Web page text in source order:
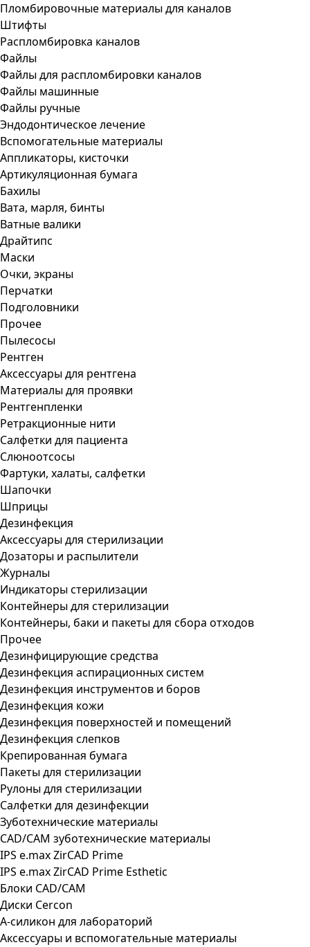
Пломбировочные материалы для каналов
Штифты
Распломбировка каналов
Файлы
Файлы для распломбировки каналов
Файлы машинные
Файлы ручные
Эндодонтическое лечение
Вспомогательные материалы
Аппликаторы, кисточки
Артикуляционная бумага
Бахилы
Вата, марля, бинты
Ватные валики
Драйтипс
Маски
Очки, экраны
Перчатки
Подголовники
Прочее
Пылесосы
Рентген
Аксессуары для рентгена
Материалы для проявки
Рентгенпленки
Ретракционные нити
Салфетки для пациента
Слюноотсосы
Фартуки, халаты, салфетки
Шапочки
Шприцы
Дезинфекция
Аксессуары для стерилизации
Дозаторы и распылители
Журналы
Индикаторы стерилизации
Контейнеры для стерилизации
Контейнеры, баки и пакеты для сбора отходов
Прочее
Дезинфицирующие средства
Дезинфекция аспирационных систем
Дезинфекция инструментов и боров
Дезинфекция кожи
Дезинфекция поверхностей и помещений
Дезинфекция слепков
Крепированная бумага
Пакеты для стерилизации
Рулоны для стерилизации
Салфетки для дезинфекции
Зуботехнические материалы
CAD/CAM зуботехнические материалы
IPS e.max ZirCAD Prime
IPS e.max ZirCAD Prime Esthetic
Блоки CAD/CAM
Диски Cercon
А-силикон для лабораторий
Аксессуары и вспомогательные материалы